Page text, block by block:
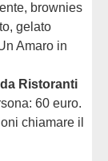
brownies
gelato
Amaro in
Ristoranti
60 euro.
chiamare il